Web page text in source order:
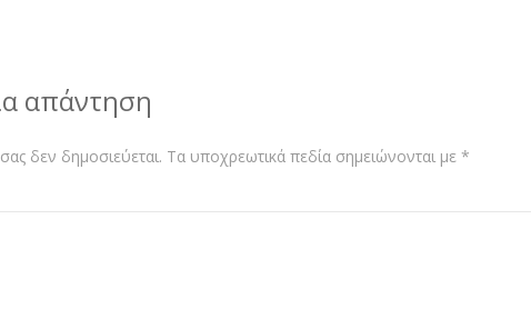
απάντηση
δεν δημοσιεύεται. Τα υποχρεωτικά πεδία σημειώνονται με *